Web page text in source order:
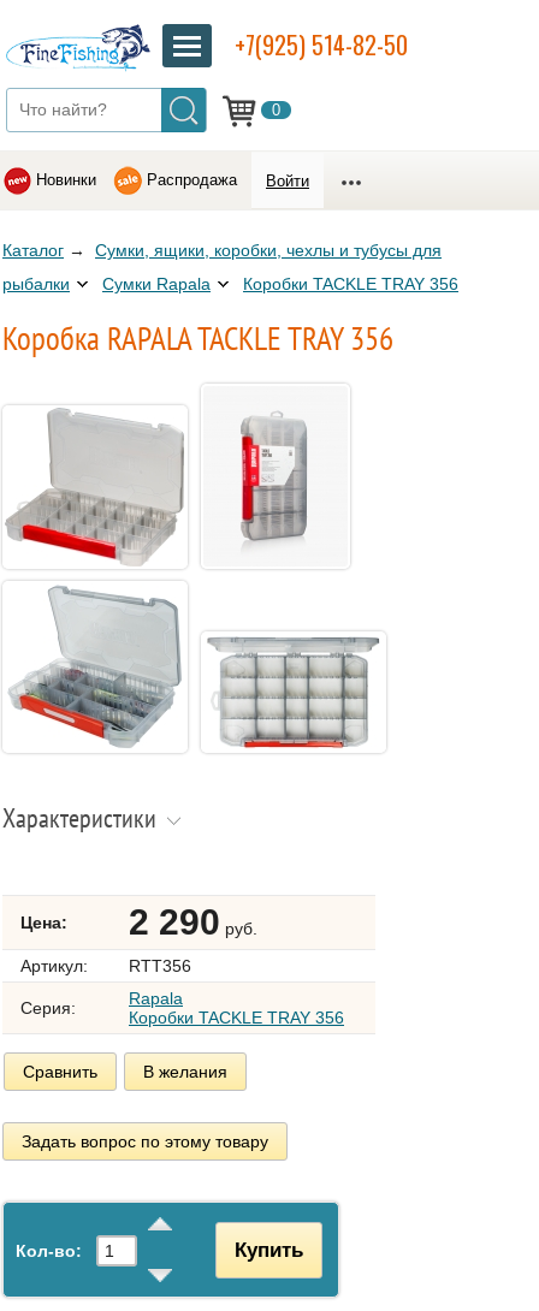
0
+7(925) 514-82-50
Новинки Распродажа Войти
Каталог →
Сумки, ящики, коробки, чехлы и тубусы для
рыбалки
Сумки Rapala Коробки TACKLE TRAY 356
Коробка RAPALA TACKLE TRAY 356
Характеристики
Цена: 2 290 руб.
Артикул:
RTT356
Серия:
Rapala
Коробки TACKLE TRAY 356
Сравнить В желания
Задать вопрос по этому товару
Кол-во: Купить